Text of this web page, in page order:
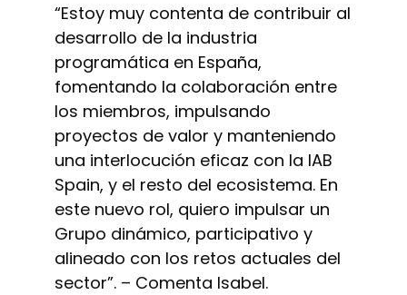
“Estoy muy contenta de contribuir al
desarrollo de la industria
programática en España,
fomentando la colaboración entre
los miembros, impulsando
proyectos de valor y manteniendo
una interlocución eficaz con la IAB
Spain, y el resto del ecosistema. En
este nuevo rol, quiero impulsar un
Grupo dinámico, participativo y
alineado con los retos actuales del
sector”. – Comenta Isabel.